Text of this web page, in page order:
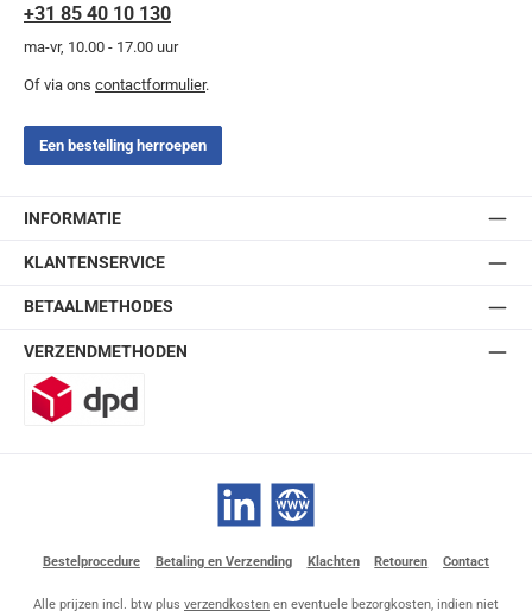
+31 85 40 10 130
ma-vr, 10.00 - 17.00 uur
Of via ons contactformulier.
Een bestelling herroepen
INFORMATIE
KLANTENSERVICE
BETAALMETHODES
VERZENDMETHODEN
LinkedIn Website
Bestelprocedure Betaling en Verzending Klachten Retouren Contact
Alle prijzen incl. btw plus verzendkosten en eventuele bezorgkosten, indien niet